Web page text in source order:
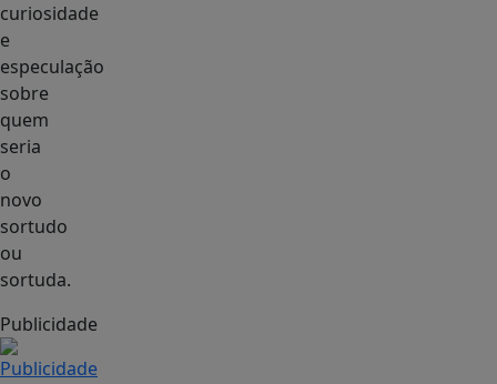
curiosidade
e
especulação
sobre
quem
seria
o
novo
sortudo
ou
sortuda.
Publicidade